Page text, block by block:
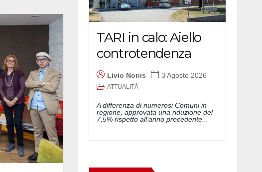
TARI in calo: Aiello
controtendenza
Livio Nonis 3 Agosto 2026
ATTUALITÀ
A differenza di numerosi Comuni in
regione, approvata una riduzione del
7,5% rispetto all'anno precedente...